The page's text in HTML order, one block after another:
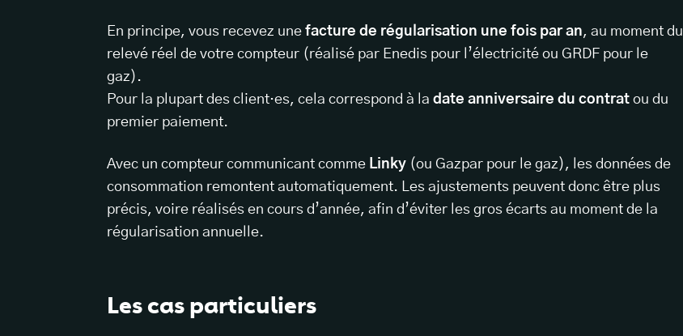
En principe, vous recevez une facture de régularisation une fois par an, au moment du
relevé réel de votre compteur (réalisé par Enedis pour l’électricité ou GRDF pour le
gaz).
Pour la plupart des client·es, cela correspond à la date anniversaire du contrat ou du
premier paiement.
Avec un compteur communicant comme Linky (ou Gazpar pour le gaz), les données de
consommation remontent automatiquement. Les ajustements peuvent donc être plus
précis, voire réalisés en cours d’année, afin d’éviter les gros écarts au moment de la
régularisation annuelle.
Les cas particuliers